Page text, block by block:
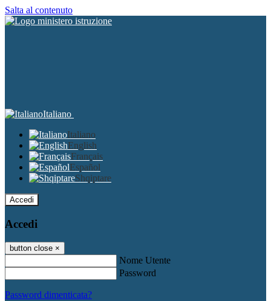
Salta al contenuto
Italiano
Italiano
English
Français
Español
Shqiptare
Accedi
Accedi
button close ×
Nome Utente
Password
Password dimenticata?